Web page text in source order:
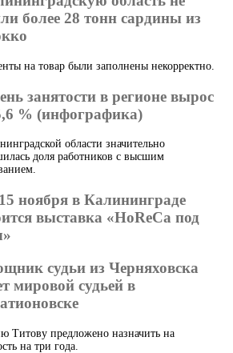
более 28 тонн сардины из
на товар были заполнены некорректно.
занятости в регионе вырос
% (инфографика)
области значительно
доля работников с высшим
ноября в Калининграде
выставка «HoReCa под
судьи из Черняховска
мировой судьей в
Титову предложено назначить на
на три года.